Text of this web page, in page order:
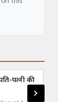
पत्नी की